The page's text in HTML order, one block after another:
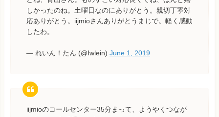
しかったのね。土曜日なのにありがとう。親切丁寧対
応ありがとう。iijmioさんありがとうまじで。軽く感動
したわ。
— れいん！たん (@Iwlein) June 1, 2019
iijmioのコールセンター35分まって、ようやくつなが